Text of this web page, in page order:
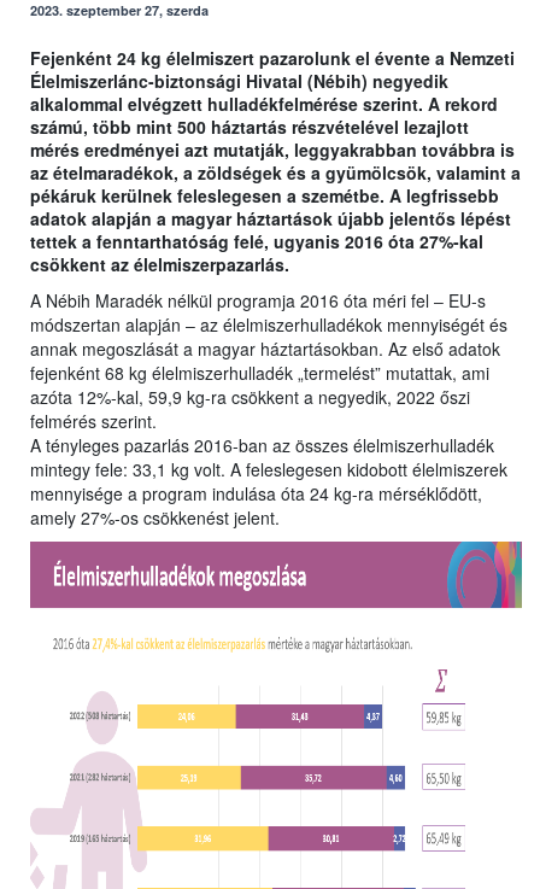
2023. szeptember 27, szerda
Fejenként 24 kg élelmiszert pazarolunk el évente a Nemzeti
Élelmiszerlánc-biztonsági Hivatal (Nébih) negyedik
alkalommal elvégzett hulladékfelmérése szerint. A rekord
számú, több mint 500 háztartás részvételével lezajlott
mérés eredményei azt mutatják, leggyakrabban továbbra is
az ételmaradékok, a zöldségek és a gyümölcsök, valamint a
pékáruk kerülnek feleslegesen a szemétbe. A legfrissebb
adatok alapján a magyar háztartások újabb jelentős lépést
tettek a fenntarthatóság felé, ugyanis 2016 óta 27%-kal
csökkent az élelmiszerpazarlás.
A Nébih Maradék nélkül programja 2016 óta méri fel ‒ EU-s
módszertan alapján ‒ az élelmiszerhulladékok mennyiségét és
annak megoszlását a magyar háztartásokban. Az első adatok
fejenként 68 kg élelmiszerhulladék „termelést” mutattak, ami
azóta 12%-kal, 59,9 kg-ra csökkent a negyedik, 2022 őszi
felmérés szerint.
A tényleges pazarlás 2016-ban az összes élelmiszerhulladék
mintegy fele: 33,1 kg volt. A feleslegesen kidobott élelmiszerek
mennyisége a program indulása óta 24 kg-ra mérséklődött,
amely 27%-os csökkenést jelent.